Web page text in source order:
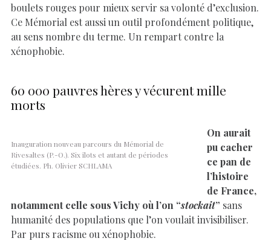
boulets rouges pour mieux servir sa volonté d’exclusion.
Ce Mémorial est aussi un outil profondément politique,
au sens nombre du terme. Un rempart contre la
xénophobie.
60 000 pauvres hères y vécurent mille
morts
Inauguration nouveau parcours du Mémorial de
Rivesaltes (P.-O.). Six îlots et autant de périodes
étudiées. Ph. Olivier SCHLAMA
On aurait
pu cacher
ce pan de
l’histoire
de France,
notamment celle sous Vichy où l’on “stockait” sans
humanité des populations que l’on voulait invisibiliser.
Par purs racisme ou xénophobie.